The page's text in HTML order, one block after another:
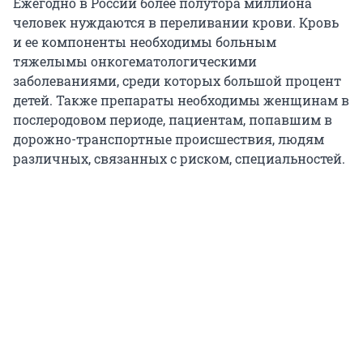
человек нуждаются в переливании крови. Кровь
и ее компоненты необходимы больным
тяжелымы онкогематологическими
заболеваниями, среди которых большой процент
детей. Также препараты необходимы женщинам в
послеродовом периоде, пациентам, попавшим в
дорожно-транспортные происшествия, людям
различных, связанных с риском, специальностей.